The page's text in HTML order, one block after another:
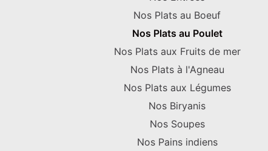
Nos Plats au Boeuf
Nos Plats au Poulet
Nos Plats aux Fruits de mer
Nos Plats à l'Agneau
Nos Plats aux Légumes
Nos Biryanis
Nos Soupes
Nos Pains indiens